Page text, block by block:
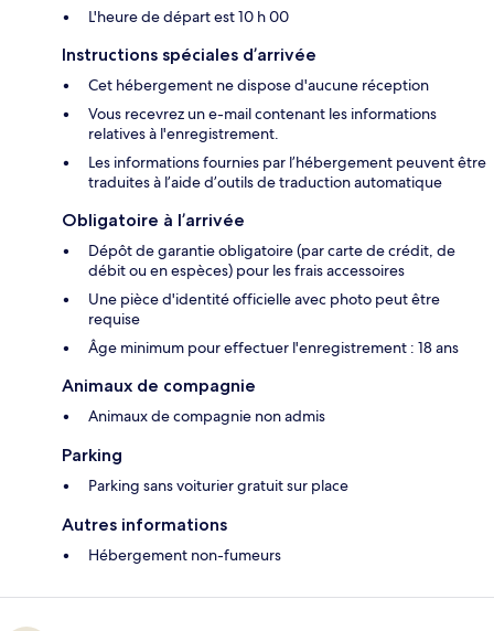
L'heure de départ est 10 h 00
Instructions spéciales d’arrivée
Cet hébergement ne dispose d'aucune réception
Vous recevrez un e-mail contenant les informations
relatives à l'enregistrement.
Les informations fournies par l’hébergement peuvent être
traduites à l’aide d’outils de traduction automatique
Obligatoire à l’arrivée
Dépôt de garantie obligatoire (par carte de crédit, de
débit ou en espèces) pour les frais accessoires
Une pièce d'identité officielle avec photo peut être
requise
Âge minimum pour effectuer l'enregistrement : 18 ans
Animaux de compagnie
Animaux de compagnie non admis
Parking
Parking sans voiturier gratuit sur place
Autres informations
Hébergement non-fumeurs